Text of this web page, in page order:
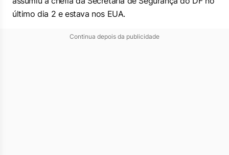
último dia 2 e estava nos EUA.
Continua depois da publicidade